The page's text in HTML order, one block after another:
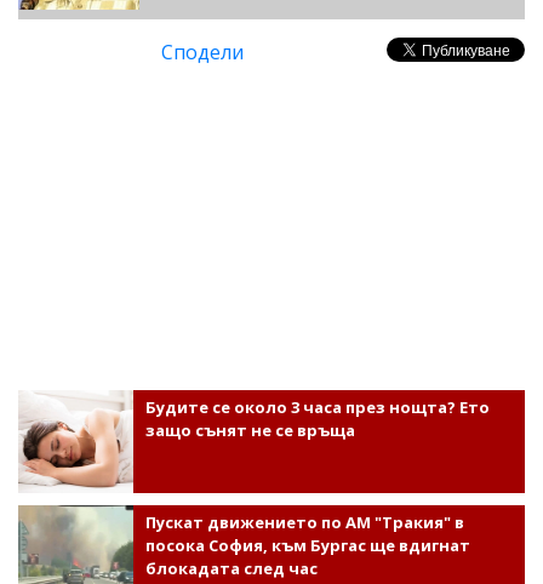
Сподели
Будите се около 3 часа през нощта? Ето
защо сънят не се връща
Пускат движението по АМ "Тракия" в
посока София, към Бургас ще вдигнат
блокадата след час